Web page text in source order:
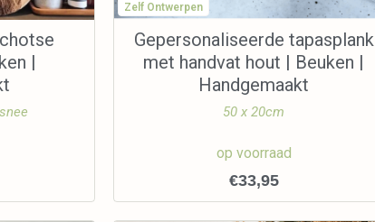
|
Zelf Ontwerpen
Gepersonaliseerde tapasplank
met handvat hout | Beuken |
Handgemaakt
50 x 20cm
op voorraad
€33,95